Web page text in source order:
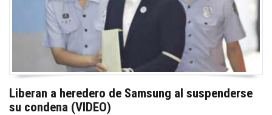
Liberan a heredero de Samsung al suspenderse
su condena (VIDEO)